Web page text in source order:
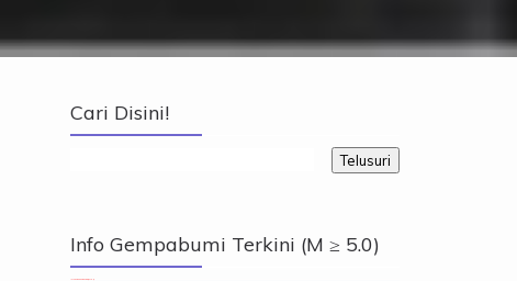
Cari Disini!
Info Gempabumi Terkini (M ≥ 5.0)